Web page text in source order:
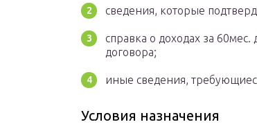
сведения, которые
справка о доходах за
договора;
иные сведения,
Условия назначения